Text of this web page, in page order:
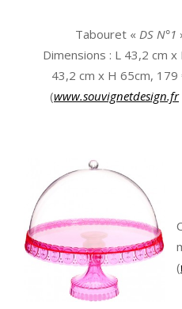
Tabouret « DS N°1
Dimensions : L 43,2 cm x
43,2 cm x H 65cm, 179
(www.souvignetdesign.fr
(